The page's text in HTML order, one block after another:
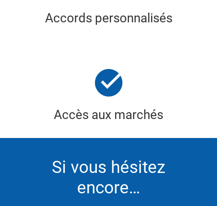
Accords personnalisés
Accès aux marchés
Si vous hésitez
encore…